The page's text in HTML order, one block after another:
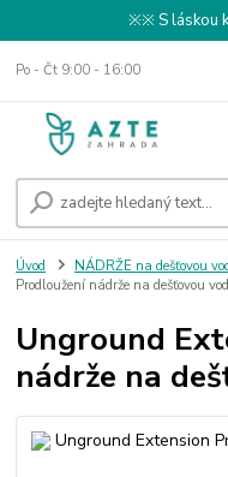
※※ S láskou
Po - Čt 9:00 - 16:00
Úvod NÁDRŽE na dešťovou
Prodloužení nádrže na dešťovou
Unground
nádrže na